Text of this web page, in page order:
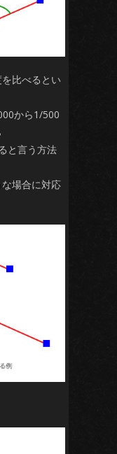
比べるとい
から1/500
と言う方法
場合に対応